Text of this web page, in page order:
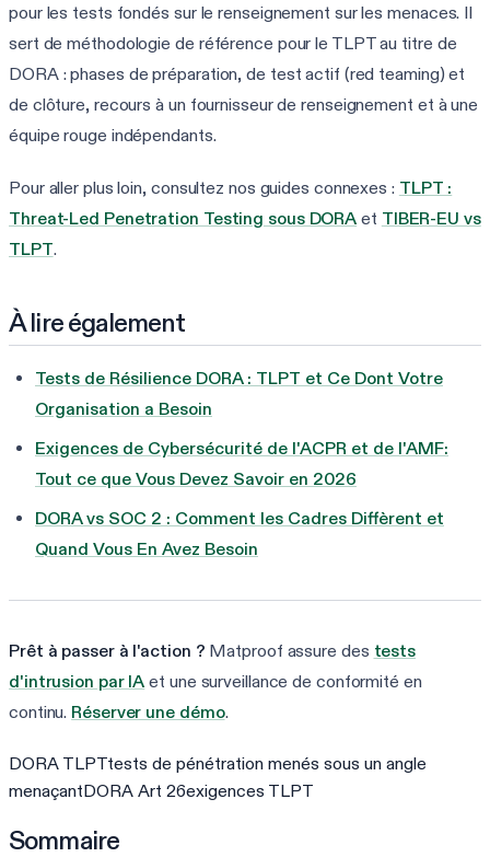
pour les tests fondés sur le renseignement sur les menaces. Il
sert de méthodologie de référence pour le TLPT au titre de
DORA : phases de préparation, de test actif (red teaming) et
de clôture, recours à un fournisseur de renseignement et à une
équipe rouge indépendants.
Pour aller plus loin, consultez nos guides connexes : TLPT :
Threat-Led Penetration Testing sous DORA et TIBER-EU vs
TLPT.
À lire également
Tests de Résilience DORA : TLPT et Ce Dont Votre
Organisation a Besoin
Exigences de Cybersécurité de l'ACPR et de l'AMF:
Tout ce que Vous Devez Savoir en 2026
DORA vs SOC 2 : Comment les Cadres Diffèrent et
Quand Vous En Avez Besoin
Prêt à passer à l'action ? Matproof assure des tests
d'intrusion par IA et une surveillance de conformité en
continu. Réserver une démo.
DORA TLPTtests de pénétration menés sous un angle
menaçantDORA Art 26exigences TLPT
Sommaire